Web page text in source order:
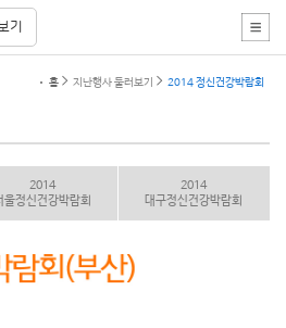
기
홈 지난행사 둘러보기 2014 정신건강박람회
2014
울정신건강박람회
2014
대구정신건강박람회